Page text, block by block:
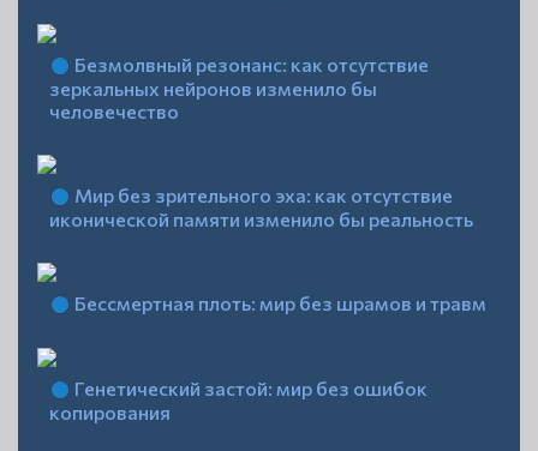
Безмолвный резонанс: как отсутствие
зеркальных нейронов изменило бы
человечество
Мир без зрительного эха: как отсутствие
иконической памяти изменило бы реальность
Бессмертная плоть: мир без шрамов и травм
Генетический застой: мир без ошибок
копирования